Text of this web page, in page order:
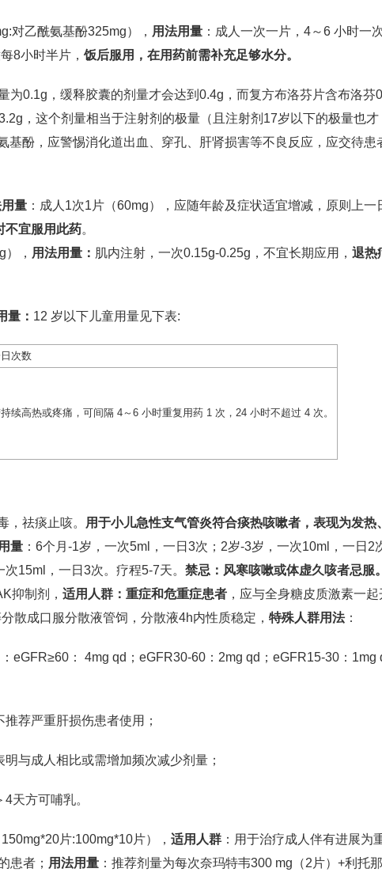
对乙酰氨基酚325mg）， 用法用量 ：成人一次一片，4～6 小时一
8小时半片， 饭后服用，在用药前需补充足够水分。
为0.1g，缓释胶囊的剂量才会达到0.4g，而复方布洛芬片含布洛芬
，这个剂量相当于注射剂的极量（且注射剂17岁以下的极量也才
基酚，应警惕消化道出血、穿孔、肝肾损害等不良反应，应交待患
量 ：成人1次1片（60mg），应随年龄及症状适宜增减，原则上一
不宜服用此药。
）， 用法用量： 肌内注射，一次0.15g-0.25g，不宜长期应用， 退热
量： 12 岁以下儿童用量见下表:
次数
续高热或疼痛，可间隔 4～6 小时重复用药 1 次，24 小时不超过 4 次。
，祛痰止咳。
用于小儿急性支气管炎符合痰热咳嗽者，表现为发热
量 ：6个月-1岁，一次5ml，一日3次；2岁-3岁，一次10ml，一日2
15ml，一日3次。疗程5-7天。 禁忌：风寒咳嗽或体虚久咳者忌服
抑制剂， 适用人群：重症和危重症患者 ，应与全身糖皮质激素一
分散成口服分散液管饲，分散液4h内性质稳定， 特殊人群用法：
：eGFR≥60： 4mg qd；eGFR30-60：2mg qd；eGFR15-30：1mg
推荐严重肝损伤患者使用；
明与成人相比或需增加频次减少剂量；
天方可哺乳。
片:100mg*10片）， 适用人群 ：用于治疗成人伴有进展为
患者； 用法用量 ：推荐剂量为每次奈玛特韦300 mg（2片）+利托